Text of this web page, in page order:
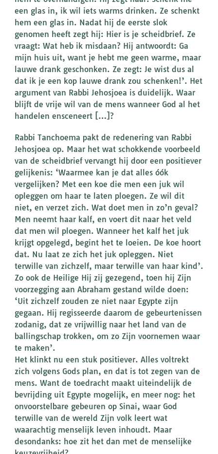
een glas in, ik wil iets warms drinken. Ze schenkt
hem een glas in. Nadat hij de eerste slok
genomen heeft zegt hij: Hier is je scheidbrief. Ze
vraagt: Wat heb ik misdaan? Hij antwoordt: Ga
mijn huis uit, want je hebt me geen warme, maar
lauwe drank geschonken. Ze zegt: Je wist dus al
dat ik je een kop lauwe drank zou schenken!’. Het
argument van Rabbi Jehosjoea is duidelijk. Waar
blijft de vrije wil van de mens wanneer God al het
handelen ensceneert […]?
Rabbi Tanchoema pakt de redenering van Rabbi
Jehosjoea op. Maar het wat schokkende voorbeeld
van de scheidbrief vervangt hij door een positiever
gelijkenis: ‘Waarmee kan je dat alles óók
vergelijken? Met een koe die men een juk wil
opleggen om haar te laten ploegen. Ze wil dit
niet, en verzet zich. Wat doet men in zo’n geval?
Men neemt haar kalf, en voert dit naar het veld
dat men wil ploegen. Wanneer het kalf het juk
krijgt opgelegd, begint het te loeien. De koe hoort
dat. Nu laat ze zich het juk opleggen. Niet
terwille van zichzelf, maar terwille van haar kind’.
Zo ook de Heilige Hij zij gezegend, toen hij Zijn
voorzegging aan Abraham gestand wilde doen:
‘Uit zichzelf zouden ze niet naar Egypte zijn
gegaan. Hij regisseerde daarom de gebeurtenissen
zodanig, dat ze vrijwillig naar het land van de
ballingschap trokken, om zo Zijn voornemen waar
te maken’.
Het klinkt nu een stuk positiever. Alles voltrekt
zich volgens Gods plan, en dat is tot zegen van de
mens. Want de toedracht maakt uiteindelijk de
bevrijding uit Egypte mogelijk, en meer nog: het
onvoorstelbare gebeuren op Sinai, waar God
terwille van de wereld Zijn volk leert wat
waarachtig menselijk leven inhoudt. Maar
desondanks: hoe zit het dan met de menselijke